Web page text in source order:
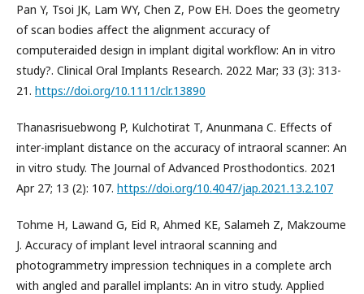
Pan Y, Tsoi JK, Lam WY, Chen Z, Pow EH. Does the geometry
of scan bodies affect the alignment accuracy of
computeraided design in implant digital workflow: An in vitro
study?. Clinical Oral Implants Research. 2022 Mar; 33 (3): 313-
21. https://doi.org/10.1111/clr.13890
Thanasrisuebwong P, Kulchotirat T, Anunmana C. Effects of
inter-implant distance on the accuracy of intraoral scanner: An
in vitro study. The Journal of Advanced Prosthodontics. 2021
Apr 27; 13 (2): 107. https://doi.org/10.4047/jap.2021.13.2.107
Tohme H, Lawand G, Eid R, Ahmed KE, Salameh Z, Makzoume
J. Accuracy of implant level intraoral scanning and
photogrammetry impression techniques in a complete arch
with angled and parallel implants: An in vitro study. Applied